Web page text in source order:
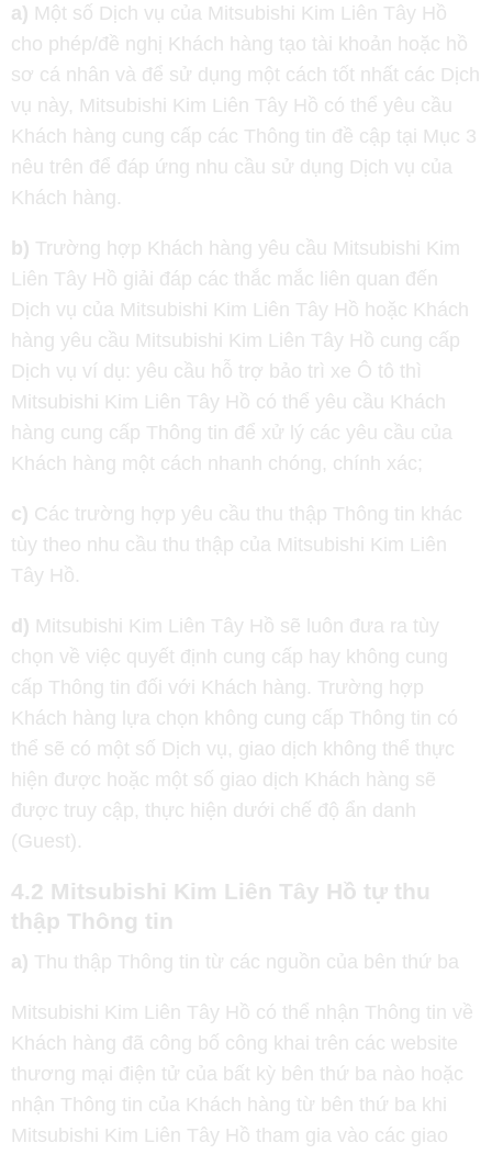
a) Một số Dịch vụ của Mitsubishi Kim Liên Tây Hồ
cho phép/đề nghị Khách hàng tạo tài khoản hoặc hồ
sơ cá nhân và để sử dụng một cách tốt nhất các Dịch
vụ này, Mitsubishi Kim Liên Tây Hồ có thể yêu cầu
Khách hàng cung cấp các Thông tin đề cập tại Mục 3
nêu trên để đáp ứng nhu cầu sử dụng Dịch vụ của
Khách hàng.
b) Trường hợp Khách hàng yêu cầu Mitsubishi Kim
Liên Tây Hồ giải đáp các thắc mắc liên quan đến
Dịch vụ của Mitsubishi Kim Liên Tây Hồ hoặc Khách
hàng yêu cầu Mitsubishi Kim Liên Tây Hồ cung cấp
Dịch vụ ví dụ: yêu cầu hỗ trợ bảo trì xe Ô tô thì
Mitsubishi Kim Liên Tây Hồ có thể yêu cầu Khách
hàng cung cấp Thông tin để xử lý các yêu cầu của
Khách hàng một cách nhanh chóng, chính xác;
c) Các trường hợp yêu cầu thu thập Thông tin khác
tùy theo nhu cầu thu thập của Mitsubishi Kim Liên
Tây Hồ.
d) Mitsubishi Kim Liên Tây Hồ sẽ luôn đưa ra tùy
chọn về việc quyết định cung cấp hay không cung
cấp Thông tin đối với Khách hàng. Trường hợp
Khách hàng lựa chọn không cung cấp Thông tin có
thể sẽ có một số Dịch vụ, giao dịch không thể thực
hiện được hoặc một số giao dịch Khách hàng sẽ
được truy cập, thực hiện dưới chế độ ẩn danh
(Guest).
4.2 Mitsubishi Kim Liên Tây Hồ tự thu
thập Thông tin
a) Thu thập Thông tin từ các nguồn của bên thứ ba
Mitsubishi Kim Liên Tây Hồ có thể nhận Thông tin về
Khách hàng đã công bố công khai trên các website
thương mại điện tử của bất kỳ bên thứ ba nào hoặc
nhận Thông tin của Khách hàng từ bên thứ ba khi
Mitsubishi Kim Liên Tây Hồ tham gia vào các giao